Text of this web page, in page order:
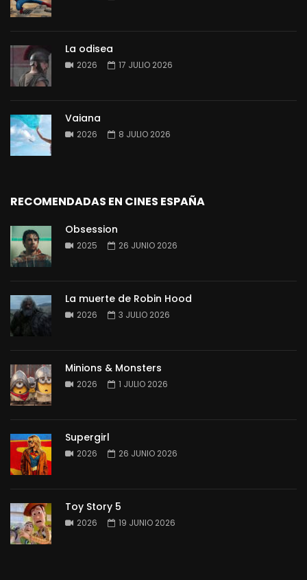
La odisea
2026 17 JULIO 2026
Vaiana
2026 8 JULIO 2026
RECOMENDADAS EN CINES ESPAÑA
Obsession
2025 26 JUNIO 2026
La muerte de Robin Hood
2026 3 JULIO 2026
Minions & Monsters
2026 1 JULIO 2026
Supergirl
2026 26 JUNIO 2026
Toy Story 5
2026 19 JUNIO 2026